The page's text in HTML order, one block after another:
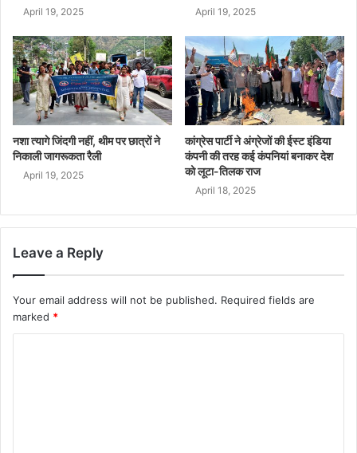
April 19, 2025 April 19, 2025
नशा त्यागे जिंदगी नहीं, थीम पर छात्रों ने
निकाली जागरूकता रैली
April 19, 2025
कांग्रेस पार्टी ने अंग्रेजों की ईस्ट इंडिया
कंपनी की तरह कई कंपनियां बनाकर देश
को लूटा-तिलक राज
April 18, 2025
Leave a Reply
Your email address will not be published. Required fields are
marked *